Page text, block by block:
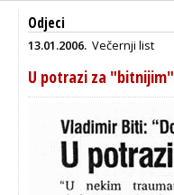
Odjeci
13.01.2006. Večernji list
U potrazi za "bitnijim"